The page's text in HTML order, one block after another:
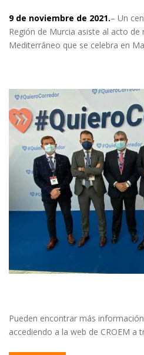
9 de noviembre de 2021.– Un
Región de Murcia asiste al acto
Mediterráneo que se celebra en
Pueden encontrar más
accediendo a la web de CROEM a